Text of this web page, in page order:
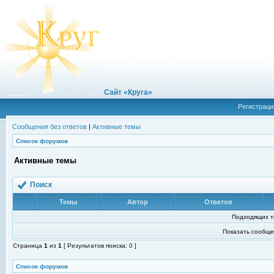
Сайт «Круга»
Сообщения без ответов | Активные темы
Список форумов
Активные темы
Поиск
Темы Автор Ответов
Подходящих
Показать
Страница 1 из 1 [ Результатов поиска: 0 ]
Список форумов